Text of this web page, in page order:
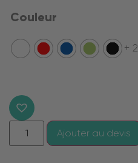
Couleur
+ 2
Ajouter au devis